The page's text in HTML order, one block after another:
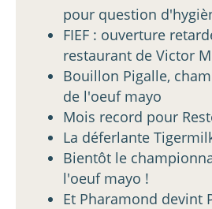
pour question
FIEF : ouverture
restaurant de Victor
Bouillon Pigalle,
de l'oeuf mayo
Mois record pour
La déferlante
Bientôt le
l'oeuf mayo !
Et Pharamond devint